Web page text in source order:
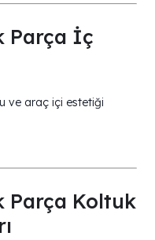
Parça İç
ve araç içi estetiği
Parça Koltuk